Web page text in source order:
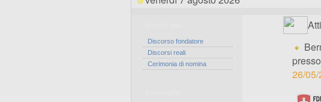
Discorso fondatore
Discorsi reali
Cerimonia di nomina
26/